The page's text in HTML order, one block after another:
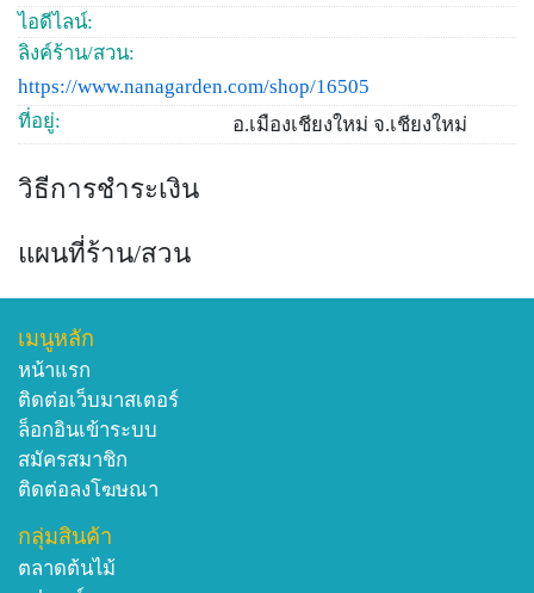
ไอดีไลน์:
ลิงค์ร้าน/สวน:
https://www.nanagarden.com/shop/16505
ที่อยู่:
อ.เมืองเชียงใหม่ จ.เชียงใหม่
วิธีการชำระเงิน
แผนที่ร้าน/สวน
เมนูหลัก
หน้าแรก
ติดต่อเว็บมาสเตอร์
ล็อกอินเข้าระบบ
สมัครสมาชิก
ติดต่อลงโฆษณา
กลุ่มสินค้า
ตลาดต้นไม้